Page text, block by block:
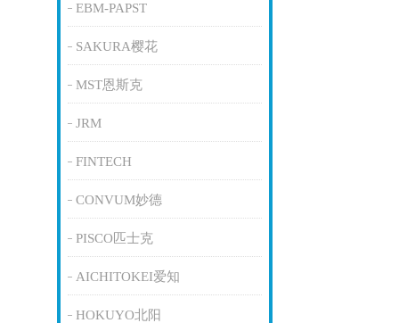
EBM-PAPST
SAKURA樱花
MST恩斯克
JRM
FINTECH
CONVUM妙德
PISCO匹士克
AICHITOKEI爱知
HOKUYO北阳